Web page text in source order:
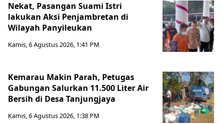
Nekat, Pasangan Suami Istri
lakukan Aksi Penjambretan di
Wilayah Panyileukan
Kamis, 6 Agustus 2026, 1:41 PM
Kemarau Makin Parah, Petugas
Gabungan Salurkan 11.500 Liter Air
Bersih di Desa Tanjungjaya
Kamis, 6 Agustus 2026, 1:38 PM